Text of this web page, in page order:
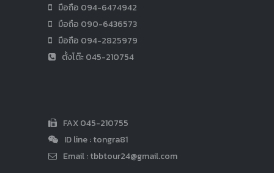
มือถือ 094-6474942
มือถือ 090-6436573
มือถือ 094-2825979
ตั้งโต๊ะ 045-210754
FAX 045-210755
ID line : tongra81
Email :tbbtour24@gmail.com